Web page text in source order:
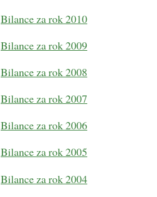
Bilance za rok 2010
Bilance za rok 2009
Bilance za rok 2008
Bilance za rok 2007
Bilance za rok 2006
Bilance za rok 2005
Bilance za rok 2004